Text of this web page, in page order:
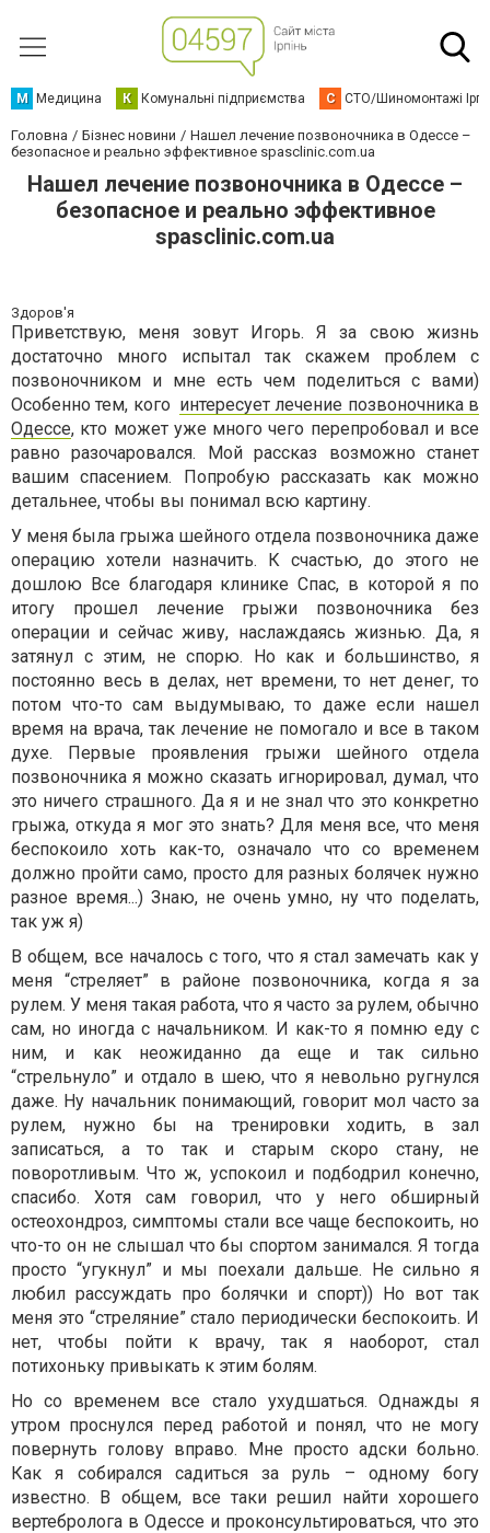
М Медицина К Комунальні підприємства С СТО/Шиномонтажі
Головна Бізнес новини
Нашел лечение позвоночника в Одессе –
безопасное и реально эффективное spasclinic.com.ua
Нашел лечение позвоночника в Одессе –
безопасное и реально эффективное
spasclinic.com.ua
Здоров'я
Приветствую, меня зовут Игорь. Я за свою жизнь
достаточно много испытал так скажем проблем с
позвоночником и мне есть чем поделиться с вами)
Особенно тем, кого интересует лечение позвоночника в
Одессе, кто может уже много чего перепробовал и все
равно разочаровался. Мой рассказ возможно станет
вашим спасением. Попробую рассказать как можно
детальнее, чтобы вы понимал всю картину.
У меня была грыжа шейного отдела позвоночника даже
операцию хотели назначить. К счастью, до этого не
дошлою Все благодаря клинике Спас, в которой я по
итогу прошел лечение грыжи позвоночника без
операции и сейчас живу, наслаждаясь жизнью. Да, я
затянул с этим, не спорю. Но как и большинство, я
постоянно весь в делах, нет времени, то нет денег, то
потом что-то сам выдумываю, то даже если нашел
время на врача, так лечение не помогало и все в таком
духе. Первые проявления грыжи шейного отдела
позвоночника я можно сказать игнорировал, думал, что
это ничего страшного. Да я и не знал что это конкретно
грыжа, откуда я мог это знать? Для меня все, что меня
беспокоило хоть как-то, означало что со временем
должно пройти само, просто для разных болячек нужно
разное время...) Знаю, не очень умно, ну что поделать,
так уж я)
В общем, все началось с того, что я стал замечать как у
меня “стреляет” в районе позвоночника, когда я за
рулем. У меня такая работа, что я часто за рулем, обычно
сам, но иногда с начальником. И как-то я помню еду с
ним, и как неожиданно да еще и так сильно
“стрельнуло” и отдало в шею, что я невольно ругнулся
даже. Ну начальник понимающий, говорит мол часто за
рулем, нужно бы на тренировки ходить, в зал
записаться, а то так и старым скоро стану, не
поворотливым. Что ж, успокоил и подбодрил конечно,
спасибо. Хотя сам говорил, что у него обширный
остеохондроз, симптомы стали все чаще беспокоить, но
что-то он не слышал что бы спортом занимался. Я тогда
просто “угукнул” и мы поехали дальше. Не сильно я
любил рассуждать про болячки и спорт)) Но вот так
меня это “стреляние” стало периодически беспокоить. И
нет, чтобы пойти к врачу, так я наоборот, стал
потихоньку привыкать к этим болям.
Но со временем все стало ухудшаться. Однажды я
утром проснулся перед работой и понял, что не могу
повернуть голову вправо. Мне просто адски больно.
Как я собирался садиться за руль – одному богу
известно. В общем, все таки решил найти хорошего
вертебролога в Одессе и проконсультироваться, что это